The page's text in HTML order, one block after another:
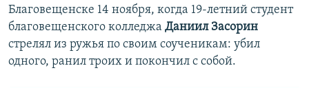
Благовещенске 14 ноября, когда 19-летний студент
благовещенского колледжа Даниил Засорин
стрелял из ружья по своим соученикам: убил
одного, ранил троих и покончил с собой.